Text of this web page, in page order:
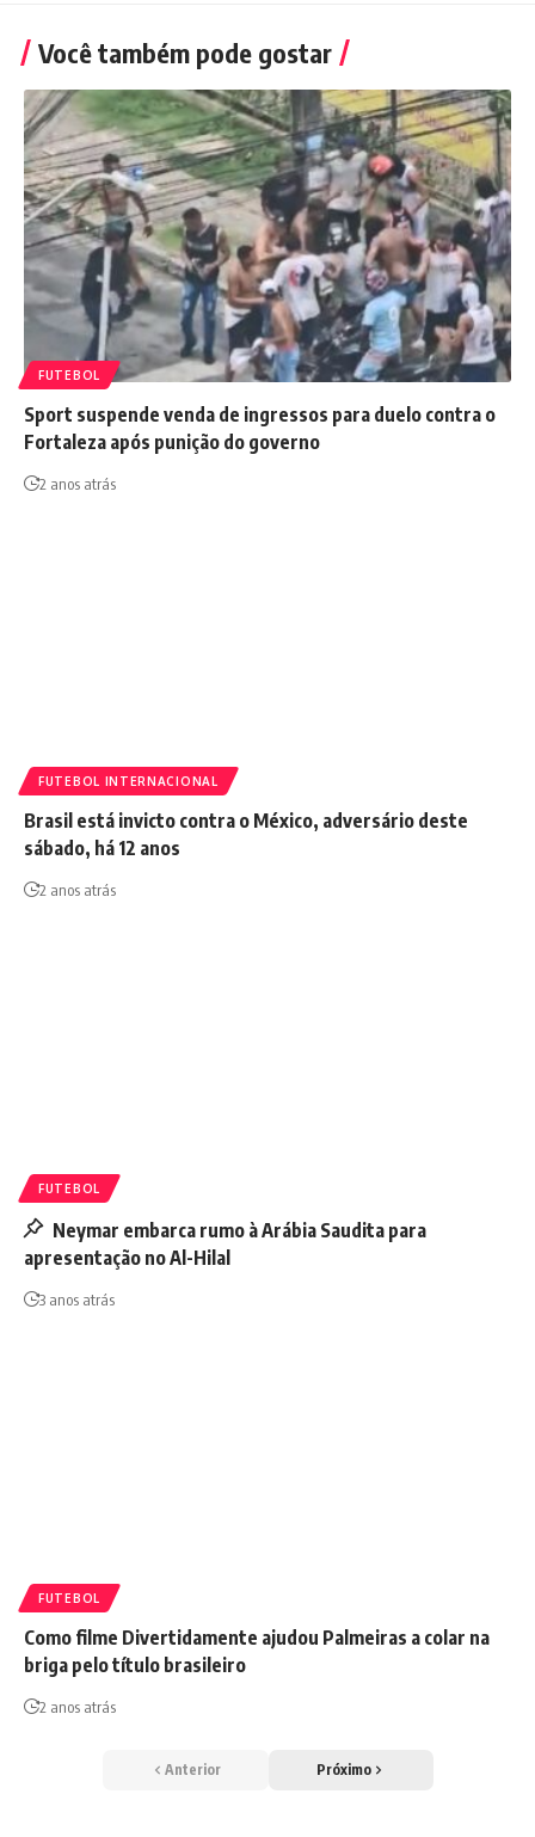
Você também pode gostar
FUTEBOL
Sport suspende venda de ingressos para duelo contra o
Fortaleza após punição do governo
2 anos atrás
FUTEBOL INTERNACIONAL
Brasil está invicto contra o México, adversário deste
sábado, há 12 anos
2 anos atrás
FUTEBOL
Neymar embarca rumo à Arábia Saudita para
apresentação no Al-Hilal
3 anos atrás
FUTEBOL
Como filme Divertidamente ajudou Palmeiras a colar na
briga pelo título brasileiro
2 anos atrás
Anterior Próximo